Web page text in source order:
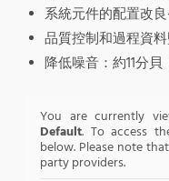
系統元件的配置改
品質控制和過程資
降低噪音：約11分貝
You are currently
Default. To access
below. Please note
party providers.